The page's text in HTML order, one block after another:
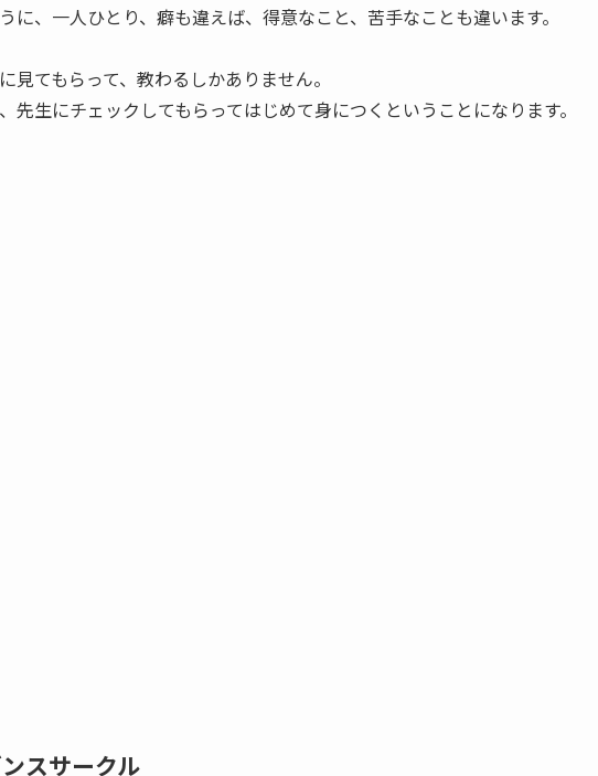
に、一人ひとり、癖も違えば、得意なこと、苦手なことも違います。
見てもらって、教わるしかありません。
先生にチェックしてもらってはじめて身につくということになります。
スサークル